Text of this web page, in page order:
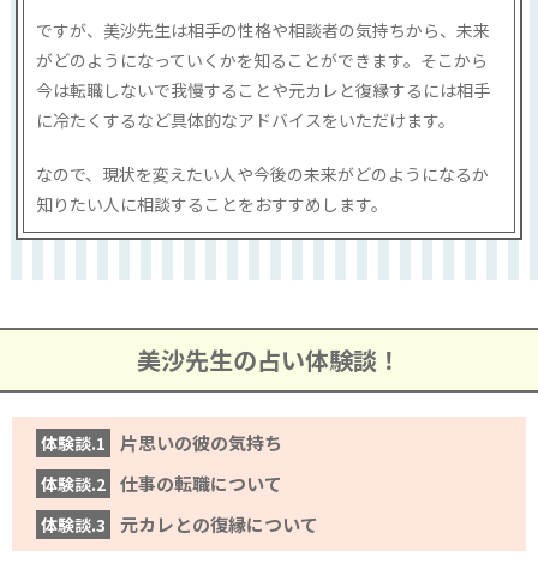
ですが、美沙先生は相手の性格や相談者の気持ちから、未来
がどのようになっていくかを知ることができます。そこから
今は転職しないで我慢することや元カレと復縁するには相手
に冷たくするなど具体的なアドバイスをいただけます。
なので、現状を変えたい人や今後の未来がどのようになるか
知りたい人に相談することをおすすめします。
美沙先生の占い体験談！
体験談.1 片思いの彼の気持ち
体験談.2 仕事の転職について
体験談.3 元カレとの復縁について